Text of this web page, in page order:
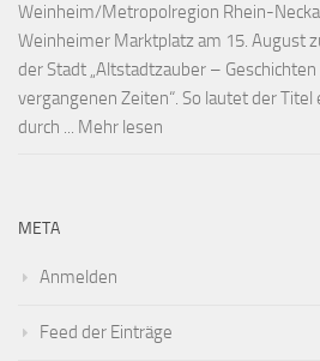
Weinheim/Metropolregion Rhein-
Weinheimer Marktplatz am 15. August
der Stadt „Altstadtzauber –
vergangenen Zeiten“. So lautet der
durch ... Mehr lesen
META
Anmelden
Feed der Einträge